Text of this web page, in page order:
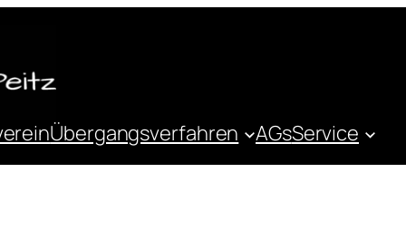
Übergangsverfahren AGsService